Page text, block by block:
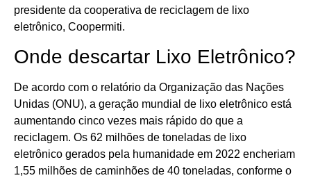
presidente da cooperativa de reciclagem de lixo
eletrônico, Coopermiti.
Onde descartar Lixo Eletrônico?
De acordo com o relatório da Organização das Nações
Unidas (ONU), a geração mundial de lixo eletrônico está
aumentando cinco vezes mais rápido do que a
reciclagem. Os 62 milhões de toneladas de lixo
eletrônico gerados pela humanidade em 2022 encheriam
1,55 milhões de caminhões de 40 toneladas, conforme o